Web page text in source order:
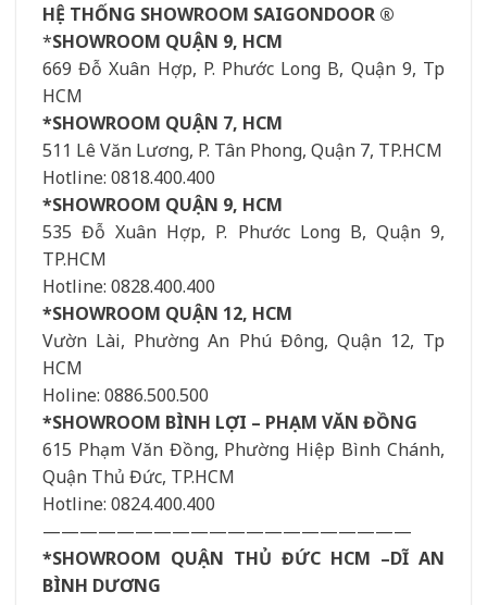
HỆ THỐNG SHOWROOM SAIGONDOOR ®
*SHOWROOM QUẬN 9, HCM
669 Đỗ Xuân Hợp, P. Phước Long B, Quận 9, Tp
HCM
*SHOWROOM QUẬN 7, HCM
511 Lê Văn Lương, P. Tân Phong, Quận 7, TP.HCM
Hotline: 0818.400.400
*SHOWROOM QUẬN 9, HCM
535 Đỗ Xuân Hợp, P. Phước Long B, Quận 9,
TP.HCM
Hotline: 0828.400.400
*SHOWROOM QUẬN 12, HCM
Vườn Lài, Phường An Phú Đông, Quận 12, Tp
HCM
Holine: 0886.500.500
*SHOWROOM BÌNH LỢI – PHẠM VĂN ĐỒNG
615 Phạm Văn Đồng, Phường Hiệp Bình Chánh,
Quận Thủ Đức, TP.HCM
Hotline: 0824.400.400
————————————————————
*SHOWROOM QUẬN THỦ ĐỨC HCM –DĨ AN
BÌNH DƯƠNG